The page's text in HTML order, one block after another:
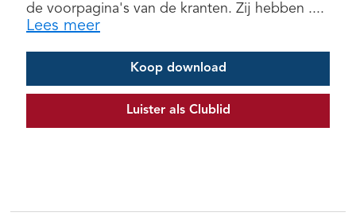
de voorpagina's van de kranten. Zij hebben ....
Lees meer
Koop download
Luister als Clublid